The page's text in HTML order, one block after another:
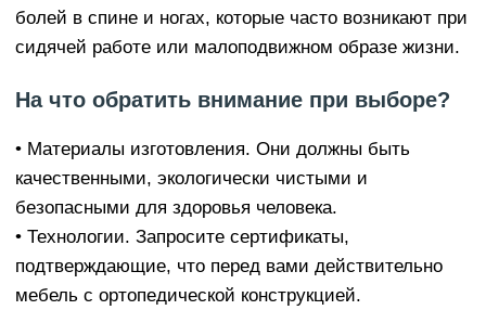
болей в спине и ногах, которые часто возникают при
сидячей работе или малоподвижном образе жизни.
На что обратить внимание при выборе?
• Материалы изготовления. Они должны быть
качественными, экологически чистыми и
безопасными для здоровья человека.
• Технологии. Запросите сертификаты,
подтверждающие, что перед вами действительно
мебель с ортопедической конструкцией.